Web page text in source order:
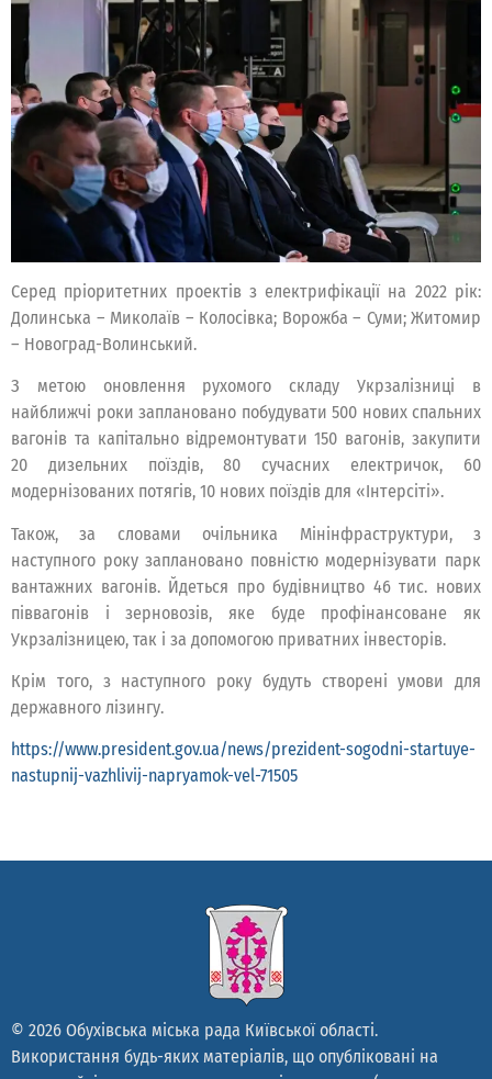
Серед пріоритетних проектів з електрифікації на 2022 рік:
Долинська – Миколаїв – Колосівка; Ворожба – Суми; Житомир
– Новоград-Волинський.
З метою оновлення рухомого складу Укрзалізниці в
найближчі роки заплановано побудувати 500 нових спальних
вагонів та капітально відремонтувати 150 вагонів, закупити
20 дизельних поїздів, 80 сучасних електричок, 60
модернізованих потягів, 10 нових поїздів для «Інтерсіті».
Також, за словами очільника Мінінфраструктури, з
наступного року заплановано повністю модернізувати парк
вантажних вагонів. Йдеться про будівництво 46 тис. нових
піввагонів і зерновозів, яке буде профінансоване як
Укрзалізницею, так і за допомогою приватних інвесторів.
Крім того, з наступного року будуть створені умови для
державного лізингу.
https://www.president.gov.ua/news/prezident-sogodni-startuye-
nastupnij-vazhlivij-napryamok-vel-71505
© 2026 Обухівська міська рада Київської області.
Використання будь-яких матеріалів, що опубліковані на